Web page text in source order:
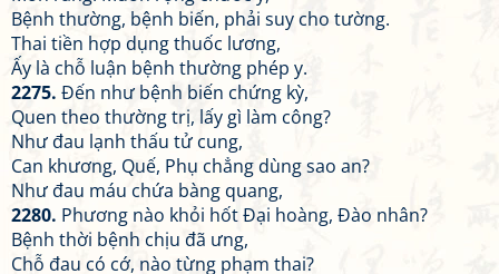
Bệnh thường, bệnh biến, phải suy cho tường.
Thai tiền hợp dụng thuốc lương,
Ấy là chỗ luận bệnh thường phép y.
2275. Đến như bệnh biến chứng kỳ,
Quen theo thường trị, lấy gì làm công?
Như đau lạnh thấu tử cung,
Can khương, Quế, Phụ chẳng dùng sao an?
Như đau máu chứa bàng quang,
2280. Phương nào khỏi hốt Đại hoàng, Đào nhân?
Bệnh thời bệnh chịu đã ưng,
Chỗ đau có cớ, nào từng phạm thai?